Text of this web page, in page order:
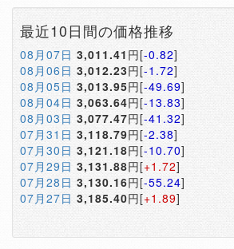
最近10日間の価格推移
08月07日 3,011.41 円[-0.82]
08月06日 3,012.23円[-1.72]
08月05日 3,013.95円[-49.69]
08月04日 3,063.64円[-13.83]
08月03日 3,077.47円[-41.32]
07月31日 3,118.79円[-2.38]
07月30日 3,121.18円[-10.70]
07月29日 3,131.88円[+1.72]
07月28日 3,130.16円[-55.24]
07月27日 3,185.40円[+1.89]